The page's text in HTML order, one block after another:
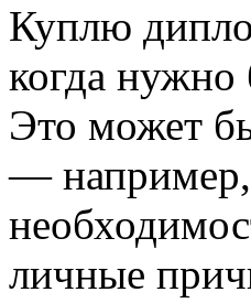
Куплю
когда нужно
Это может
— например,
личные